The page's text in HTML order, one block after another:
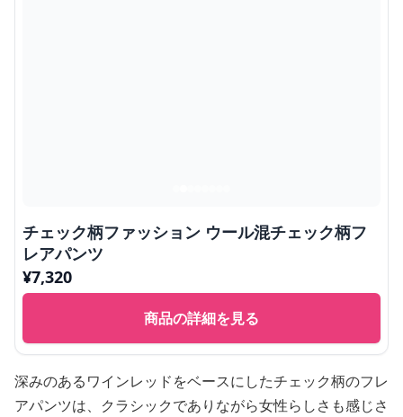
チェック柄ファッション ウール混チェック柄フ
レアパンツ
¥7,320
商品の詳細を見る
深みのあるワインレッドをベースにしたチェック柄のフレ
アパンツは、クラシックでありながら女性らしさも感じさ